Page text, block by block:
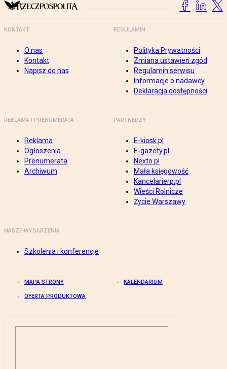
KONTAKT
O nas
Kontakt
Napisz do nas
REGULAMIN
Polityka Prywatności
Zmiana ustawień zgód
Regulamin serwisu
Informacje o nadawcy
Deklaracja dostępności
REKLAMA I PRENUMERATA
Reklama
Ogłoszenia
Prenumerata
Archiwum
PARTNERZY
E-kiosk.pl
E-gazety.pl
Nexto.pl
Mała księgowość
Kancelarierp.pl
Wieści Rolnicze
Życie Warszawy
NASZE WYDARZENIA
Szkolenia i konferencje
MAPA STRONY KALENDARIUM
OFERTA PRODUKTOWA